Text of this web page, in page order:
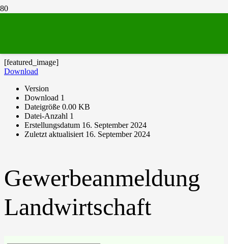
[featured_image]
Download
Version
Download 1
Dateigröße 0.00 KB
Datei-Anzahl 1
Erstellungsdatum 16. September 2024
Zuletzt aktualisiert 16. September 2024
Gewerbeanmeldung
Landwirtschaft